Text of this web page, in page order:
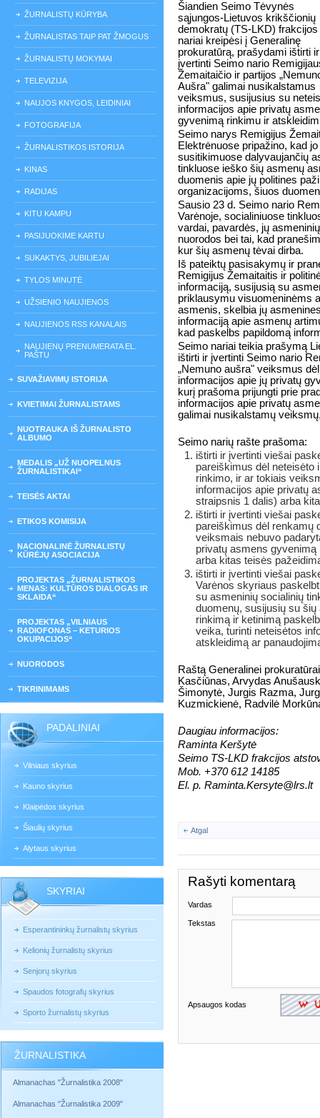
ŽURNALISTŲ KŪRYBA
ŽURNALISTAS TAIP PAT ŽMOGUS
ŽURNALISTŲ MOKYMAI
TELEVIZIJA
NAUJOS KNYGOS, LEIDINIAI
FOTOGRAFIJA
ŽURNALISTIKOS ISTORIJA
KINAS
RADIJAS
KITU KAMPU
PASIJUOKIME KARTU
SUKAKTYS, JUBILIEJAI
TYLOS MINUTĖ
UŽSIENIO NAUJIENOS
NAUJIENOS RSS KANALAIS
NAUJIENŲ PRENUMERATA EL.
PAŠTU
SUVAŽIAVIMŲ ISTORIJA
KVIETIMAI ŽURNALISTAMS
NUOTRAUKA IŠ ŽURNALISTO
ALBUMO
MEDALIS „UŽ NUOPELNUS
ŽURNALISTIKAI“
TEISĖS AKTAI
ETIKOS KOMISIJA
NACIONALINĖ ŽURNALISTŲ
KŪRĖJŲ ASOCIACIJA
PROJEKTAS „ŽURNALISTIKOS
MENAS: KULTŪROS DIALOGAS IR
SKLAIDA“
PROJEKTAS „VILNIAUS
RADIOFONAS – KETURIOS
OKUPACIJOS“
NUORODOS
TIKRINIMAMS
PADALINIAI
Vilniaus skyrius
Kauno skyrius
Klaipėdos skyrius
Šiaulių skyrius
Alytaus skyrius
SKYRIAI
Esperantininkų žurnalistų skyrius
Kelionių žurnalistų skyrius
Senjorų skyrius
Spaudos fotografų skyrius
Sporto žurnalistų skyrius
ŽURNALISTIKA
Almanachas "Žurnalistika 2008"
Almanachas "Žurnalistika 2009"
Šiandien Seimo Tėvynės
sąjungos-Lietuvos krikščionių
demokratų (TS-LKD) frakcijos
nariai kreipėsi į Generalinę
prokuratūrą, prašydami ištirti ir
įvertinti Seimo nario
Žemaitaičio ir partijos
Aušra" galimai nusikalstamus
veiksmus, susijusius su
informacijos apie privatų
gyvenimą rinkimu ir
Seimo narys Remigijus
Elektrėnuose pripažino, kad
susitikimuose dalyvaujančių
tinkluose ieško šių asmenų
duomenis apie jų politines
organizacijoms, šiuos
Sausio 23 d. Seimo nario
Varėnoje, socialiniuose
vardai, pavardės, jų
nuorodos bei tai, kad
kur šių asmenų tėvai dirba.
Iš pateiktų pasisakymų ir
Remigijus Žemaitaitis ir
informaciją, susijusią su
priklausymu visuomeninėms
asmenis, skelbia jų
informaciją apie asmenų
kad paskelbs papildomą
Seimo nariai teikia prašymą
ištirti ir įvertinti Seimo nario
„Nemuno aušra" veiksmus
informacijos apie jų privatų
kurį prašoma prijungti prie
informacijos apie privatų
galimai nusikalstamų
Seimo narių rašte prašoma:
ištirti ir įvertinti viešai
pareiškimus dėl neteisėto
rinkimo, ir ar tokiais
informacijos apie privatų
straipsnis 1 dalis) arba
ištirti ir įvertinti viešai
pareiškimus dėl renkamų
veiksmais nebuvo
privatų asmens
arba kitas teisės
ištirti ir įvertinti viešai
Varėnos skyriaus
su asmeninių socialinių
duomenų, susijusių su
rinkimą ir ketinimą
veika, turinti neteisėtos
atskleidimą ar
Raštą Generalinei
Kasčiūnas, Arvydas
Šimonytė, Jurgis Razma,
Kuzmickienė, Radvilė
Daugiau informacijos:
Raminta Keršytė
Seimo TS-LKD frakcijos
Mob. +370 612 14185
El. p. Raminta.Kersyte@lrs.lt
Atgal
Rašyti komentarą
Vardas
Tekstas
Apsaugos kodas